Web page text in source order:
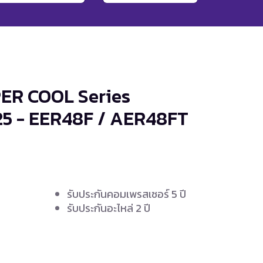
COOL Series
- EER48F / AER48FT
รับประกันคอมเพรสเซอร์ 5 ปี
รับประกันอะไหล่ 2 ปี